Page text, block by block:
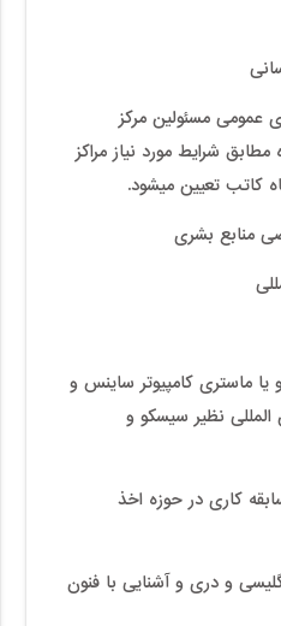
مسئولین مرکز
مطابق شرایط مورد نیاز مراکز
کاتب تعیین می­شود.
منابع بشری
یا ماستری کامپیوتر ساینس و
المللی نظیر سیسکو و
حداقل 3 سال سابقه کاری در حوزه اخذ
و دری و آشنایی با فنون